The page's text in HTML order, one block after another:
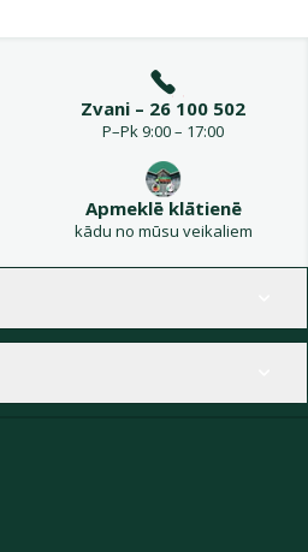
Zvani – 26 100 502
P–Pk 9:00 – 17:00
Apmeklē klātienē
kādu no mūsu veikaliem